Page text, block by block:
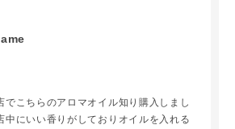
でこちらのアロマオイル知り購入しまし
中にいい香りがしておりオイルを入れる